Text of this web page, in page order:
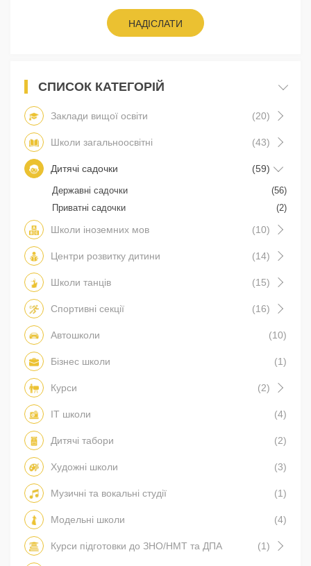
НАДІСЛАТИ
СПИСОК КАТЕГОРІЙ
Заклади вищої освіти (20)
Школи загальноосвітні (43)
Дитячі садочки (59)
Державні садочки
(56)
Приватні садочки
(2)
Школи іноземних мов (10)
Центри розвитку дитини (14)
Школи танців (15)
Спортивні секції (16)
Автошколи (10)
Бізнес школи (1)
Курси (2)
IT школи (4)
Дитячі табори (2)
Художні школи (3)
Музичні та вокальні студії (1)
Модельні школи (4)
Курси підготовки до ЗНО/НМТ та ДПА (1)